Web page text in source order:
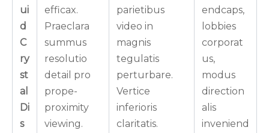
ui
d
C
ry
st
al
Di
s
efficax.
Praeclara
summus
resolutio
detail pro
prope-
proximity
viewing.
parietibus
video in
magnis
tegulatis
perturbare.
Vertice
inferioris
claritatis.
endcaps,
lobbies
corporat
us,
modus
direction
alis
inveniend